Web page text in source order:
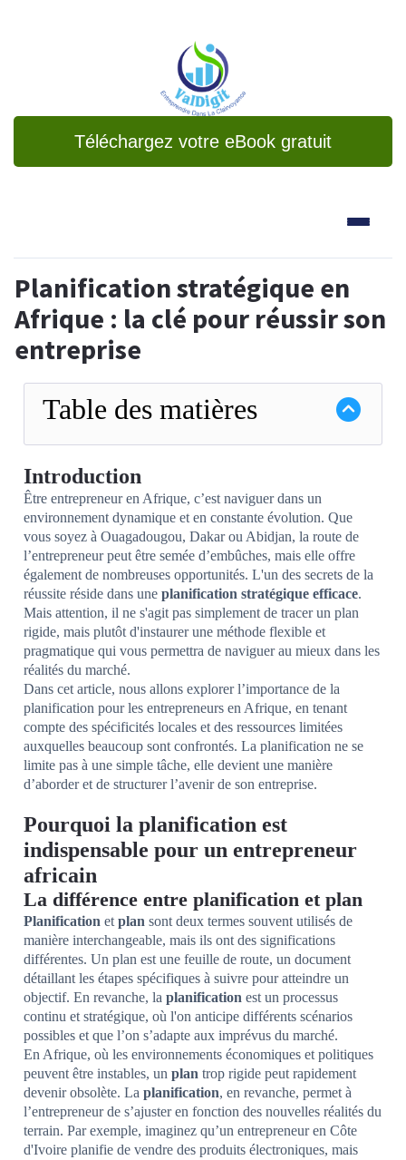
Téléchargez votre eBook gratuit
Planification stratégique en
Afrique : la clé pour réussir son
entreprise
Table des matières
Introduction
Être entrepreneur en Afrique, c’est naviguer dans un
environnement dynamique et en constante évolution. Que
vous soyez à Ouagadougou, Dakar ou Abidjan, la route de
l’entrepreneur peut être semée d’embûches, mais elle offre
également de nombreuses opportunités. L'un des secrets de la
réussite réside dans une planification stratégique efficace.
Mais attention, il ne s'agit pas simplement de tracer un plan
rigide, mais plutôt d'instaurer une méthode flexible et
pragmatique qui vous permettra de naviguer au mieux dans les
réalités du marché.
Dans cet article, nous allons explorer l’importance de la
planification pour les entrepreneurs en Afrique, en tenant
compte des spécificités locales et des ressources limitées
auxquelles beaucoup sont confrontés. La planification ne se
limite pas à une simple tâche, elle devient une manière
d’aborder et de structurer l’avenir de son entreprise.
Pourquoi la planification est
indispensable pour un entrepreneur
africain
La différence entre planification et plan
Planification et plan sont deux termes souvent utilisés de
manière interchangeable, mais ils ont des significations
différentes. Un plan est une feuille de route, un document
détaillant les étapes spécifiques à suivre pour atteindre un
objectif. En revanche, la planification est un processus
continu et stratégique, où l'on anticipe différents scénarios
possibles et que l’on s’adapte aux imprévus du marché.
En Afrique, où les environnements économiques et politiques
peuvent être instables, un plan trop rigide peut rapidement
devenir obsolète. La planification, en revanche, permet à
l’entrepreneur de s’ajuster en fonction des nouvelles réalités du
terrain. Par exemple, imaginez qu’un entrepreneur en Côte
d'Ivoire planifie de vendre des produits électroniques, mais